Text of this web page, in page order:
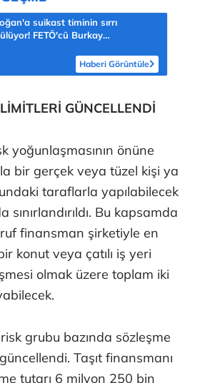
suikast timinin sırrı
FETÖ'cü Burkay
Haberi Görüntüle
GÜNCELLENDİ
yoğunlaşmasının önüne
bir gerçek veya tüzel kişi ya
taraflarla yapılabilecek
sınırlandırıldı. Bu kapsamda
finansman şirketiyle en
konut veya çatılı iş yeri
olmak üzere toplam iki
grubu bazında sözleşme
Taşıt finansmanı
tutarı 6 milyon 250 bin